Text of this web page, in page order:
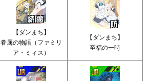
【ダンまち】
眷属の物語（ファミリ
ア・ミィス）
【ダンまち】
至福の一時